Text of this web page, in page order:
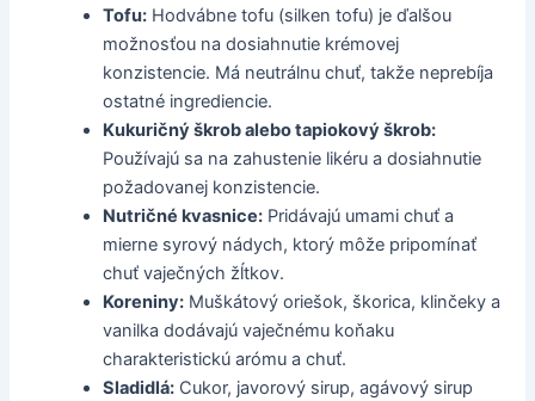
Tofu: Hodvábne tofu (silken tofu) je ďalšou
možnosťou na dosiahnutie krémovej
konzistencie. Má neutrálnu chuť, takže neprebíja
ostatné ingrediencie.
Kukuričný škrob alebo tapiokový škrob:
Používajú sa na zahustenie likéru a dosiahnutie
požadovanej konzistencie.
Nutričné kvasnice: Pridávajú umami chuť a
mierne syrový nádych, ktorý môže pripomínať
chuť vaječných žĺtkov.
Koreniny: Muškátový oriešok, škorica, klinčeky a
vanilka dodávajú vaječnému koňaku
charakteristickú arómu a chuť.
Sladidlá: Cukor, javorový sirup, agávový sirup